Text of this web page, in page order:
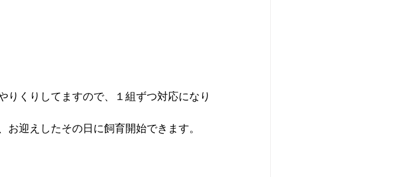
りくりしてますので、１組ずつ対応になり
迎えしたその日に飼育開始できます。